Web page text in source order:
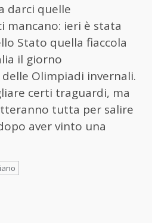
darci quelle
mancano: ieri è stata
Stato quella fiaccola
il giorno
Olimpiadi invernali.
certi traguardi, ma
tutta per salire
aver vinto una